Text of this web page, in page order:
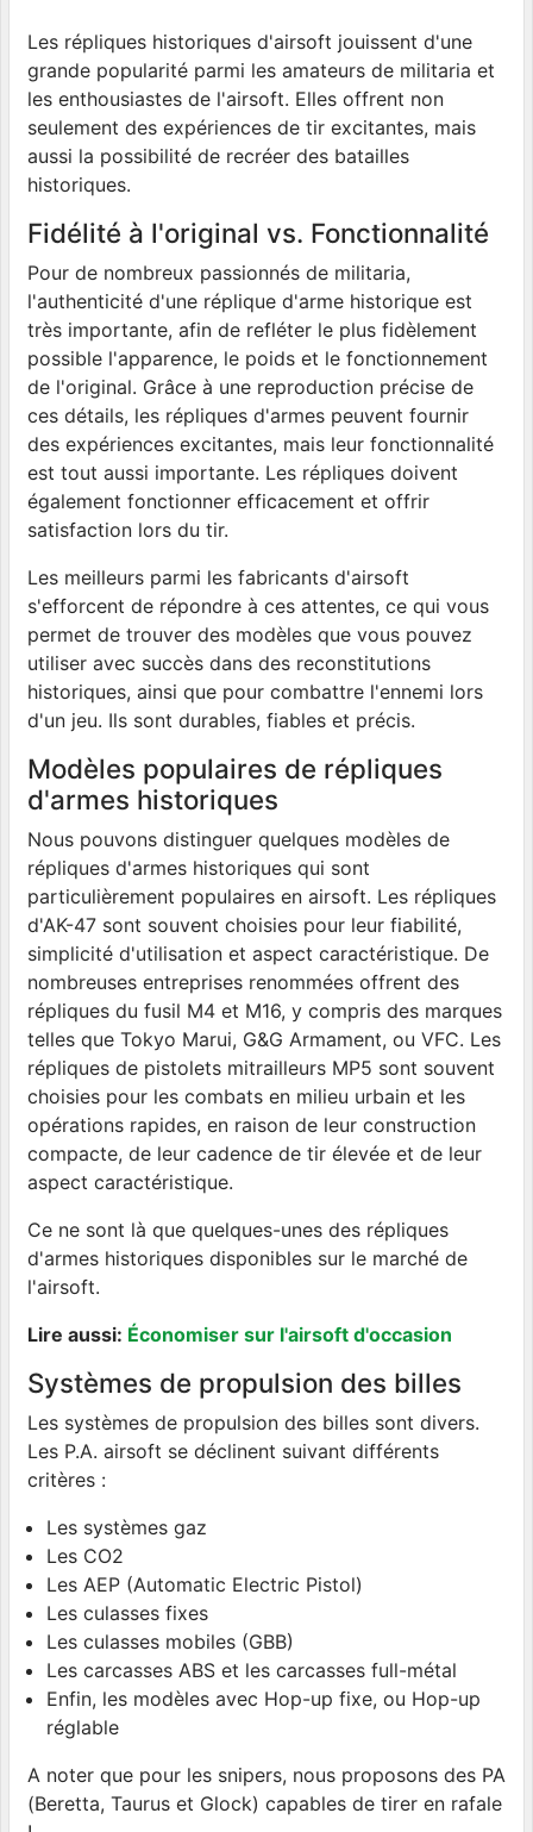
Les répliques historiques d'airsoft jouissent d'une
grande popularité parmi les amateurs de militaria et
les enthousiastes de l'airsoft. Elles offrent non
seulement des expériences de tir excitantes, mais
aussi la possibilité de recréer des batailles
historiques.
Fidélité à l'original vs. Fonctionnalité
Pour de nombreux passionnés de militaria,
l'authenticité d'une réplique d'arme historique est
très importante, afin de refléter le plus fidèlement
possible l'apparence, le poids et le fonctionnement
de l'original. Grâce à une reproduction précise de
ces détails, les répliques d'armes peuvent fournir
des expériences excitantes, mais leur fonctionnalité
est tout aussi importante. Les répliques doivent
également fonctionner efficacement et offrir
satisfaction lors du tir.
Les meilleurs parmi les fabricants d'airsoft
s'efforcent de répondre à ces attentes, ce qui vous
permet de trouver des modèles que vous pouvez
utiliser avec succès dans des reconstitutions
historiques, ainsi que pour combattre l'ennemi lors
d'un jeu. Ils sont durables, fiables et précis.
Modèles populaires de répliques
d'armes historiques
Nous pouvons distinguer quelques modèles de
répliques d'armes historiques qui sont
particulièrement populaires en airsoft. Les répliques
d'AK-47 sont souvent choisies pour leur fiabilité,
simplicité d'utilisation et aspect caractéristique. De
nombreuses entreprises renommées offrent des
répliques du fusil M4 et M16, y compris des marques
telles que Tokyo Marui, G&G Armament, ou VFC. Les
répliques de pistolets mitrailleurs MP5 sont souvent
choisies pour les combats en milieu urbain et les
opérations rapides, en raison de leur construction
compacte, de leur cadence de tir élevée et de leur
aspect caractéristique.
Ce ne sont là que quelques-unes des répliques
d'armes historiques disponibles sur le marché de
l'airsoft.
Lire aussi: Économiser sur l'airsoft d'occasion
Systèmes de propulsion des billes
Les systèmes de propulsion des billes sont divers.
Les P.A. airsoft se déclinent suivant différents
critères :
Les systèmes gaz
Les CO2
Les AEP (Automatic Electric Pistol)
Les culasses fixes
Les culasses mobiles (GBB)
Les carcasses ABS et les carcasses full-métal
Enfin, les modèles avec Hop-up fixe, ou Hop-up
réglable
A noter que pour les snipers, nous proposons des PA
(Beretta, Taurus et Glock) capables de tirer en rafale